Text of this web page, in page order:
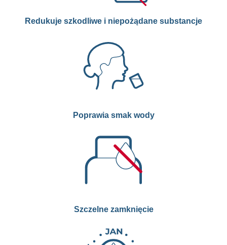
Redukuje szkodliwe i niepożądane substancje
Poprawia smak wody
Szczelne zamknięcie